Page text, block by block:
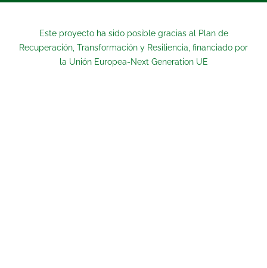
Este proyecto ha sido posible gracias al Plan de
Recuperación, Transformación y Resiliencia, financiado por
la Unión Europea-Next Generation UE